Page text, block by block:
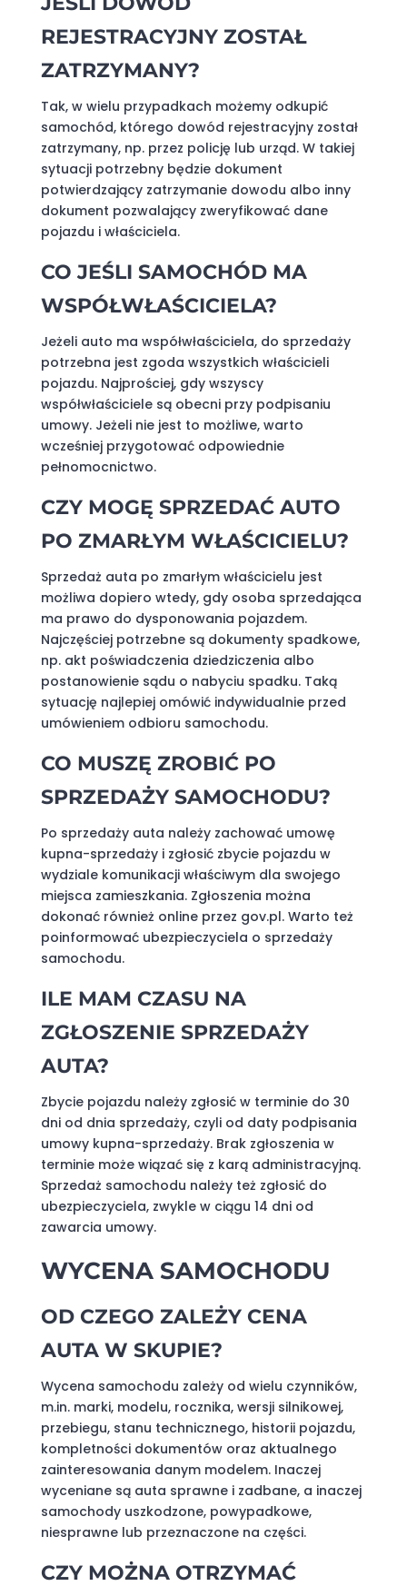
REJESTRACYJNY ZOSTAŁ
ZATRZYMANY?
Tak, w wielu przypadkach możemy odkupić
samochód, którego dowód rejestracyjny został
zatrzymany, np. przez policję lub urząd. W takiej
sytuacji potrzebny będzie dokument
potwierdzający zatrzymanie dowodu albo inny
dokument pozwalający zweryfikować dane
pojazdu i właściciela.
CO JEŚLI SAMOCHÓD MA
WSPÓŁWŁAŚCICIELA?
Jeżeli auto ma współwłaściciela, do sprzedaży
potrzebna jest zgoda wszystkich właścicieli
pojazdu. Najprościej, gdy wszyscy
współwłaściciele są obecni przy podpisaniu
umowy. Jeżeli nie jest to możliwe, warto
wcześniej przygotować odpowiednie
pełnomocnictwo.
CZY MOGĘ SPRZEDAĆ AUTO
PO ZMARŁYM WŁAŚCICIELU?
Sprzedaż auta po zmarłym właścicielu jest
możliwa dopiero wtedy, gdy osoba sprzedająca
ma prawo do dysponowania pojazdem.
Najczęściej potrzebne są dokumenty spadkowe,
np. akt poświadczenia dziedziczenia albo
postanowienie sądu o nabyciu spadku. Taką
sytuację najlepiej omówić indywidualnie przed
umówieniem odbioru samochodu.
CO MUSZĘ ZROBIĆ PO
SPRZEDAŻY SAMOCHODU?
Po sprzedaży auta należy zachować umowę
kupna-sprzedaży i zgłosić zbycie pojazdu w
wydziale komunikacji właściwym dla swojego
miejsca zamieszkania. Zgłoszenia można
dokonać również online przez gov.pl. Warto też
poinformować ubezpieczyciela o sprzedaży
samochodu.
ILE MAM CZASU NA
ZGŁOSZENIE SPRZEDAŻY
AUTA?
Zbycie pojazdu należy zgłosić w terminie do 30
dni od dnia sprzedaży, czyli od daty podpisania
umowy kupna-sprzedaży. Brak zgłoszenia w
terminie może wiązać się z karą administracyjną.
Sprzedaż samochodu należy też zgłosić do
ubezpieczyciela, zwykle w ciągu 14 dni od
zawarcia umowy.
WYCENA SAMOCHODU
OD CZEGO ZALEŻY CENA
AUTA W SKUPIE?
Wycena samochodu zależy od wielu czynników,
m.in. marki, modelu, rocznika, wersji silnikowej,
przebiegu, stanu technicznego, historii pojazdu,
kompletności dokumentów oraz aktualnego
zainteresowania danym modelem. Inaczej
wyceniane są auta sprawne i zadbane, a inaczej
samochody uszkodzone, powypadkowe,
niesprawne lub przeznaczone na części.
CZY MOŻNA OTRZYMAĆ